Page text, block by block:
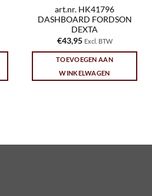
art.nr. HK41796
DASHBOARD FORDSON
DEXTA
€43,95 Excl. BTW
TOEVOEGEN AAN
WINKELWAGEN